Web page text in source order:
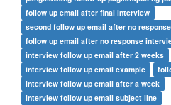
follow up email after final interview
second follow up email after no response
follow up email after no response
interview follow up email after 2 weeks
interview follow up email example
interview follow up email after a week
interview follow up email subject line